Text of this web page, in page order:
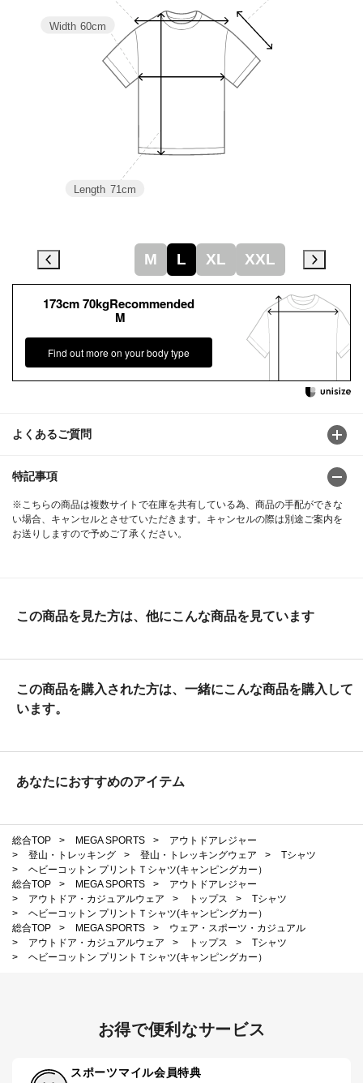
よくあるご質問
特記事項
※こちらの商品は複数サイトで在庫を共有している為、商品の手配ができな
い場合、キャンセルとさせていただきます。キャンセルの際は別途ご案内を
お送りしますので予めご了承ください。
173cm 70kgRecommended
M
Find out more on your body type
Length 71cm
Width 60cm
M L XL XXL
この商品を見た方は、他にこんな商品を見ています
この商品を購入された方は、一緒にこんな商品を購入して
います。
あなたにおすすめのアイテム
総合TOP > MEGA SPORTS >
アウトドアレジャー
>
登山・トレッキング > 登山・トレッキングウェア >
Tシャツ
>
ヘビーコットン プリントＴシャツ(キャンピングカー）
総合TOP
> MEGA SPORTS >
アウトドアレジャー
>
アウトドア・カジュアルウェア > トップス >
Tシャツ
>
ヘビーコットン プリントＴシャツ(キャンピングカー）
総合TOP
> MEGA SPORTS >
ウェア・スポーツ・カジュアル
>
アウトドア・カジュアルウェア > トップス >
Tシャツ
>
ヘビーコットン プリントＴシャツ(キャンピングカー）
お得で便利なサービス
スポーツマイル会員特典